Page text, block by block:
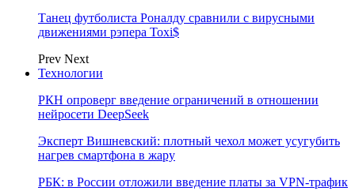
Танец футболиста Роналду сравнили с вирусными
движениями рэпера Toxi$
Prev Next
Технологии
РКН опроверг введение ограничений в отношении
нейросети DeepSeek
Эксперт Вишневский: плотный чехол может усугубить
нагрев смартфона в жару
РБК: в России отложили введение платы за VPN-трафик